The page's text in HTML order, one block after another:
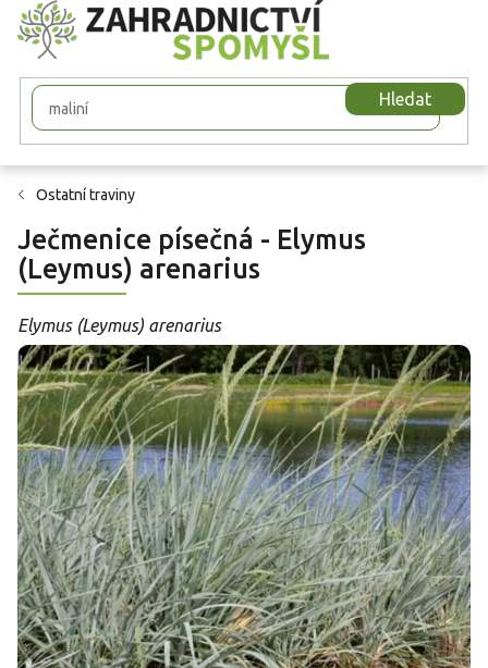
Přejít
na
obsah
Hledat
Ostatní traviny
Ječmenice písečná - Elymus
(Leymus) arenarius
Elymus (Leymus) arenarius